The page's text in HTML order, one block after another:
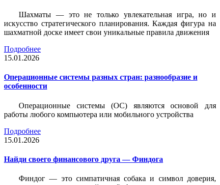
Шахматы — это не только увлекательная игра, но и
искусство стратегического планирования. Каждая фигура на
шахматной доске имеет свои уникальные правила движения
Подробнее
15.01.2026
Операционные системы разных стран: разнообразие и
особенности
Операционные системы (ОС) являются основой для
работы любого компьютера или мобильного устройства
Подробнее
15.01.2026
Найди своего финансового друга — Финдога
Финдог — это симпатичная собака и символ доверия,